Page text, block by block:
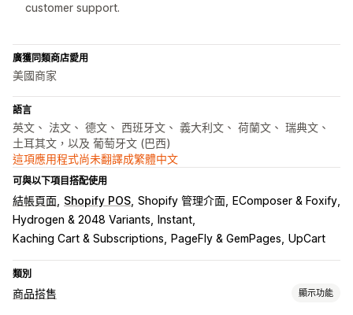
customer support.
廣獲同類商店愛用
美國商家
語言
英文、 法文、 德文、 西班牙文、 義大利文、 荷蘭文、 瑞典文、
土耳其文，以及 葡萄牙文 (巴西)
這項應用程式尚未翻譯成繁體中文
可與以下項目搭配使用
結帳頁面 Shopify POS Shopify 管理介面
EComposer & Foxify
Hydrogen & 2048 Variants
Instant
Kaching Cart & Subscriptions
PageFly & GemPages UpCart
類別
商品搭售 顯示功能